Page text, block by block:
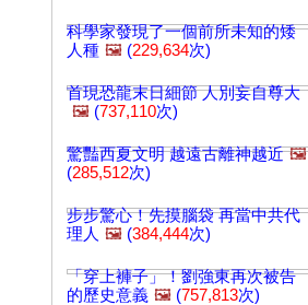
科學家發現了一個前所未知的矮
人種 🖼️ (229,634次)
首現恐龍末日細節 人別妄自尊大
🖼️ (737,110次)
驚豔西夏文明 越遠古離神越近 🖼️
(285,512次)
步步驚心！先摸腦袋 再當中共代
理人 🖼️ (384,444次)
「穿上褲子」！劉強東再次被告
的歷史意義 🖼️ (757,813次)